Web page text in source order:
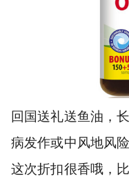
回国送礼送鱼油，
病发作或中风地风
这次折扣很香哦，